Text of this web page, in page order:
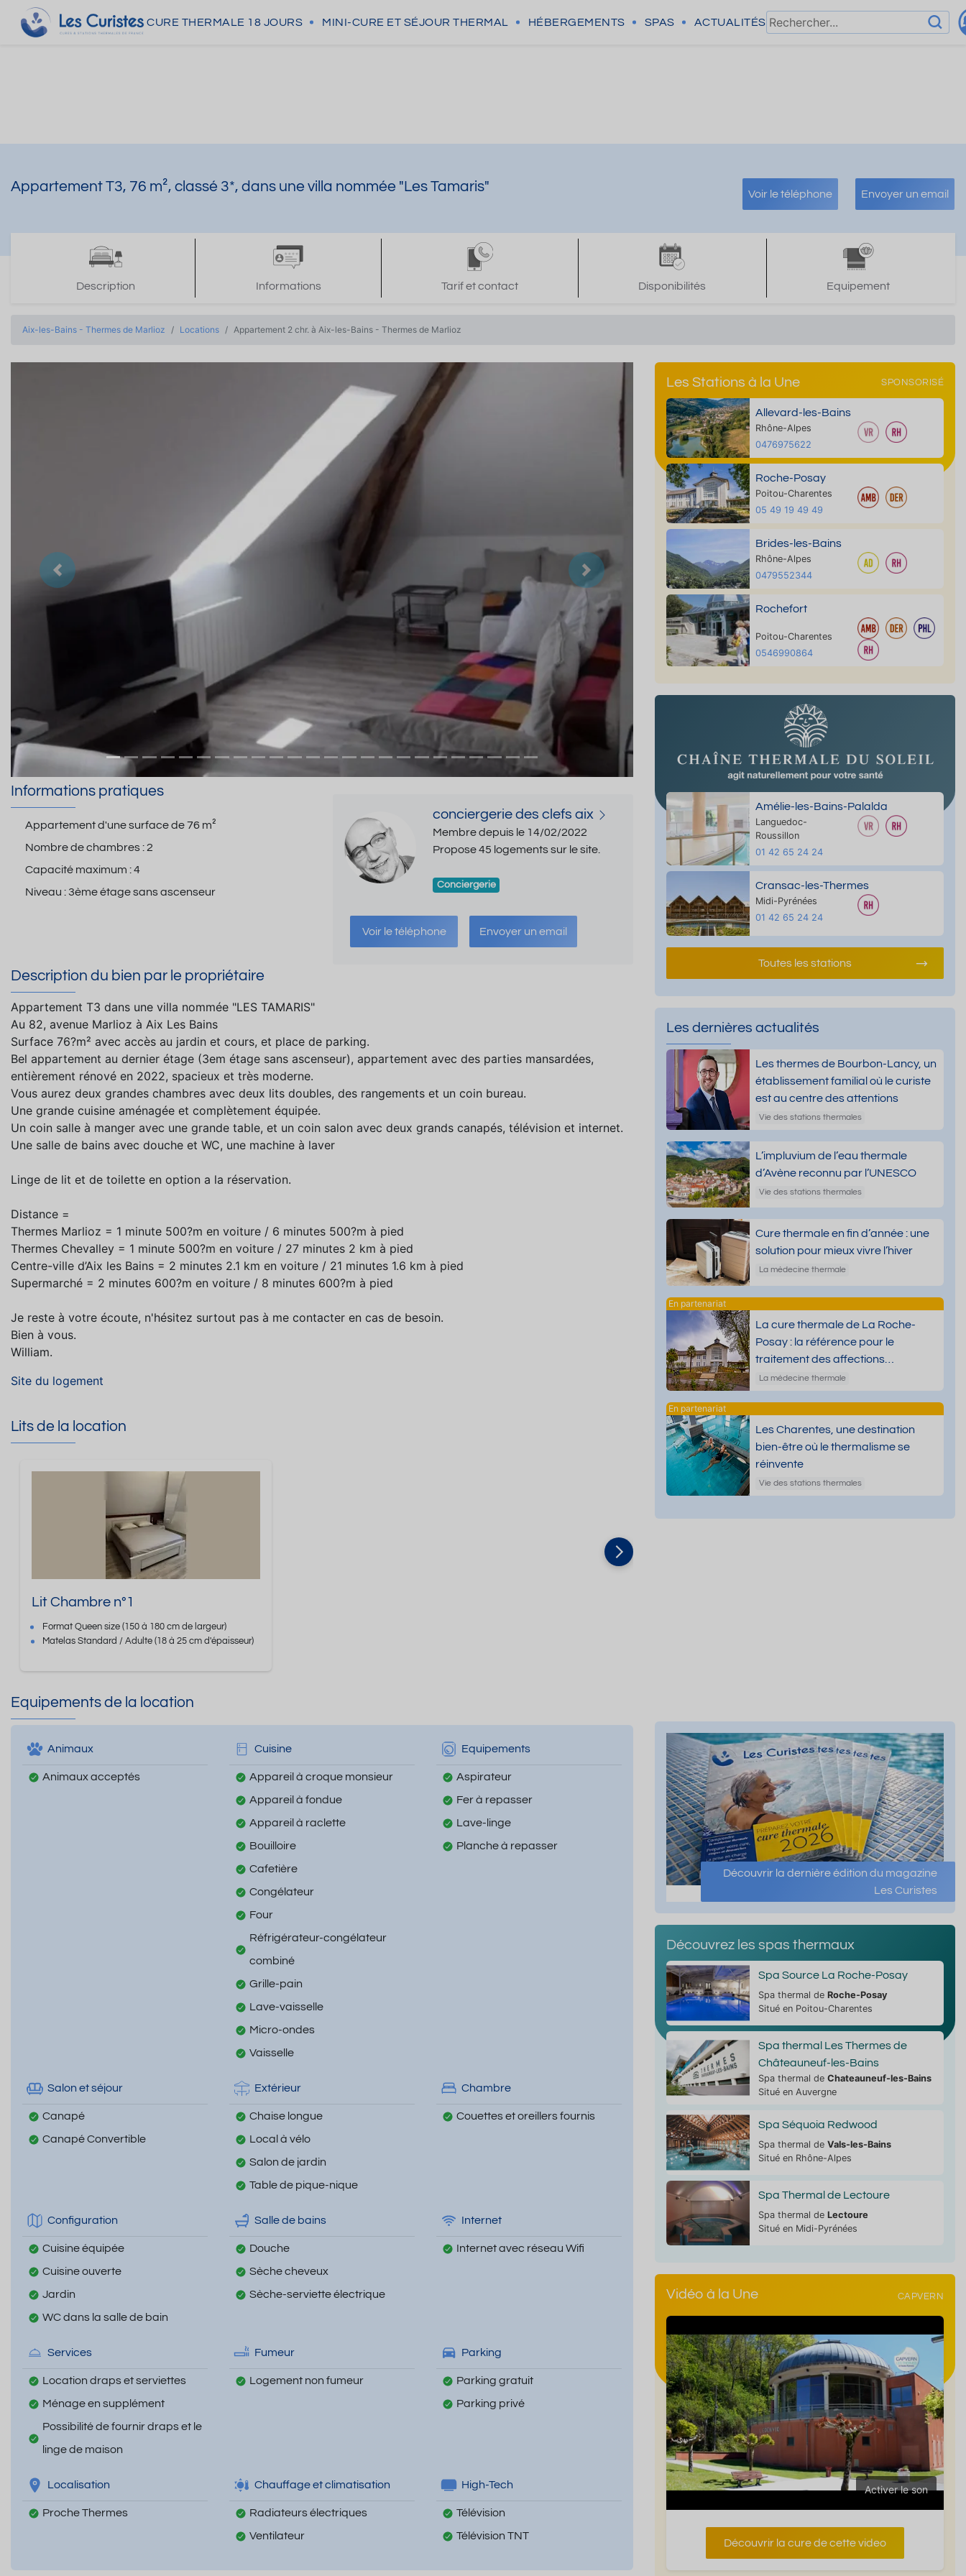
CURE THERMALE 18 JOURS MINI-CURE ET SÉJOUR THERMAL HÉBERGEMENTS SPAS ACTUALITÉS
Appartement T3, 76 m², classé 3*, dans une villa nommée "Les Tamaris" Voir le téléphone Envoyer un email
Description Informations Tarif et contact Disponibilités Equipement
Aix-les-Bains - Thermes de Marlioz Locations Appartement 2 chr. à Aix-les-Bains - Thermes de Marlioz
Précedent Suivant
Informations pratiques
Appartement d'une surface de76 m²
Nombre de chambres :2
Capacité maximum :4
Niveau :3ème étage sans ascenseur
conciergerie des clefs aix
Membre depuis le 14/02/2022
Propose 45 logements sur le site.
Conciergerie
Voir le téléphone Envoyer un email
Description du bien par le propriétaire
Appartement T3 dans une villa nommée "LES TAMARIS"
Au 82, avenue Marlioz à Aix Les Bains
Surface 76?m² avec accès au jardin et cours, et place de parking.
Bel appartement au dernier étage (3em étage sans ascenseur), appartement avec des parties mansardées,
entièrement rénové en 2022, spacieux et très moderne.
Vous aurez deux grandes chambres avec deux lits doubles, des rangements et un coin bureau.
Une grande cuisine aménagée et complètement équipée.
Un coin salle à manger avec une grande table, et un coin salon avec deux grands canapés, télévision et internet.
Une salle de bains avec douche et WC, une machine à laver
Linge de lit et de toilette en option a la réservation.
Distance =
Thermes Marlioz = 1 minute 500?m en voiture / 6 minutes 500?m à pied
Thermes Chevalley = 1 minute 500?m en voiture / 27 minutes 2 km à pied
Centre-ville d’Aix les Bains = 2 minutes 2.1 km en voiture / 21 minutes 1.6 km à pied
Supermarché = 2 minutes 600?m en voiture / 8 minutes 600?m à pied
Je reste à votre écoute, n'hésitez surtout pas à me contacter en cas de besoin.
Bien à vous.
William.
Site du logement
Lits de la location
Lit Chambre n°1
FormatQueen size (150 à 180 cm de largeur)
Matelas Standard / Adulte(18 à 25 cm d'épaisseur)
Equipements de la location
Animaux
Animaux acceptés
Cuisine
Appareil à croque monsieur
Appareil à fondue
Appareil à raclette
Bouilloire
Cafetière
Congélateur
Four
Réfrigérateur-congélateur
combiné
Grille-pain
Lave-vaisselle
Micro-ondes
Vaisselle
Equipements
Aspirateur
Fer à repasser
Lave-linge
Planche à repasser
Salon et séjour
Canapé
Canapé Convertible
Extérieur
Chaise longue
Local à vélo
Salon de jardin
Table de pique-nique
Chambre
Couettes et oreillers fournis
Configuration
Cuisine équipée
Cuisine ouverte
Jardin
WC dans la salle de bain
Salle de bains
Douche
Sèche cheveux
Sèche-serviette électrique
Internet
Internet avec réseau Wifi
Services
Location draps et serviettes
Ménage en supplément
Possibilité de fournir draps et le
linge de maison
Fumeur
Logement non fumeur
Parking
Parking gratuit
Parking privé
Localisation
Proche Thermes
Chauffage et climatisation
Radiateurs électriques
Ventilateur
High-Tech
Télévision
Télévision TNT
Les Stations à la Une SPONSORISÉ
Allevard-les-Bains
Rhône-Alpes
0476975622
Roche-Posay
Poitou-Charentes
05 49 19 49 49
Brides-les-Bains
Rhône-Alpes
0479552344
Rochefort
Poitou-Charentes
0546990864
Amélie-les-Bains-Palalda
Languedoc-
Roussillon
01 42 65 24 24
Cransac-les-Thermes
Midi-Pyrénées
01 42 65 24 24
Toutes les stations
Les dernières actualités
Les thermes de Bourbon-Lancy, un
établissement familial où le curiste
est au centre des attentions
Vie des stations thermales
L’impluvium de l’eau thermale
d’Avène reconnu par l’UNESCO
Vie des stations thermales
Cure thermale en fin d’année : une
solution pour mieux vivre l’hiver
La médecine thermale
La cure thermale de La Roche-
Posay : la référence pour le
traitement des affections
dermatologiques
La médecine thermale
Les Charentes, une destination
bien-être où le thermalisme se
réinvente
Vie des stations thermales
Découvrir la dernière édition du magazine
Les Curistes
Découvrez les spas thermaux
Spa Source La Roche-Posay
Spa thermal de Roche-Posay
Situé en Poitou-Charentes
Spa thermal Les Thermes de
Châteauneuf-les-Bains
Spa thermal de Chateauneuf-les-Bains
Situé en Auvergne
Spa Séquoia Redwood
Spa thermal de Vals-les-Bains
Situé en Rhône-Alpes
Spa Thermal de Lectoure
Spa thermal de Lectoure
Situé en Midi-Pyrénées
Vidéo à la Une CAPVERN
Activer le son
Découvrir la cure de cette video